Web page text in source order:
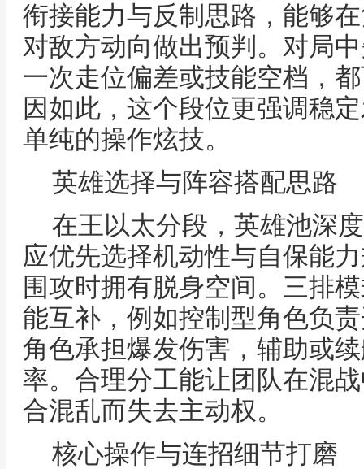
衔接能力与反制思路，能够
对敌方动向做出预判。对局
一次走位偏差或技能空档，
因如此，这个段位更强调稳
单纯的操作炫技。
英雄选择与阵容搭配思路
在王以太分段，英雄池深
应优先选择机动性与自保能
围攻时拥有脱身空间。三排
能互补，例如控制型角色负
角色承担爆发伤害，辅助或
率。合理分工能让团队在混
合混乱而失去主动权。
核心操作与连招细节打磨